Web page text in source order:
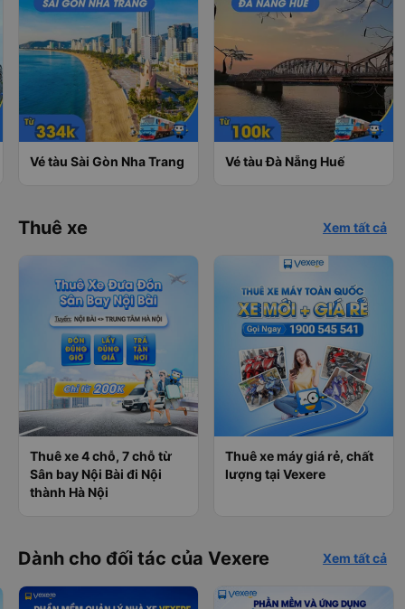
Vé tàu Sài Gòn Nha Trang Vé tàu Đà Nẵng Huế
Thuê xe Xem tất cả
Thuê xe 4 chỗ, 7 chỗ từ
Sân bay Nội Bài đi Nội
thành Hà Nội
Thuê xe máy giá rẻ, chất
lượng tại Vexere
Dành cho đối tác của Vexere Xem tất cả